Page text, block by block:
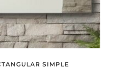
SIMPLE